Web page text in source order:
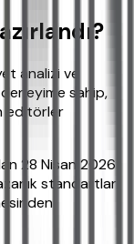
analizi ve
deneyime sahip,
editörler
28 Nisan 2026
standartları